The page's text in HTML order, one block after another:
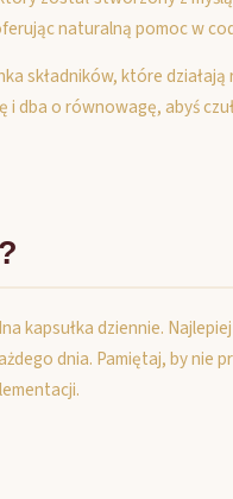
naturalną pomoc w
składników, które
dba o równowagę, abyś
kapsułka dziennie.
dnia. Pamiętaj, by nie